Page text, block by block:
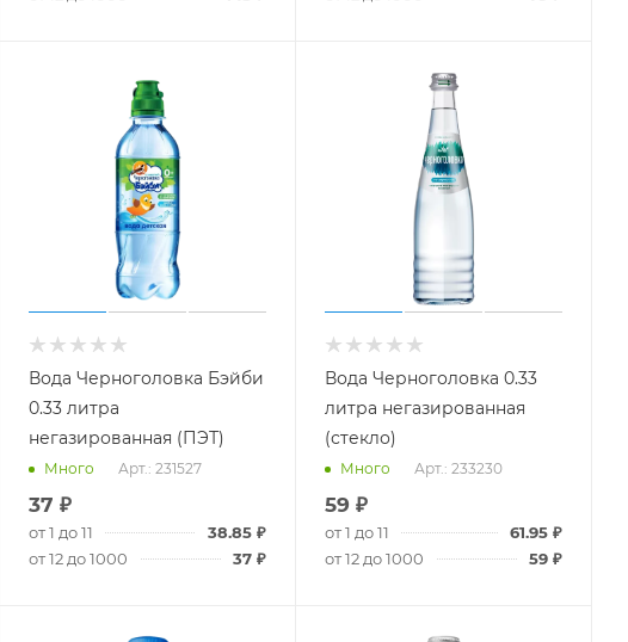
Вода Черноголовка Бэйби
0.33 литра
негазированная (ПЭТ)
Много Арт.: 231527
37 ₽
от 1 до 11 38.85₽
от 12 до 1000
37₽
Вода Черноголовка 0.33
литра негазированная
(стекло)
Много Арт.: 233230
59 ₽
от 1 до 11 61.95 ₽
от 12 до 1000
59 ₽